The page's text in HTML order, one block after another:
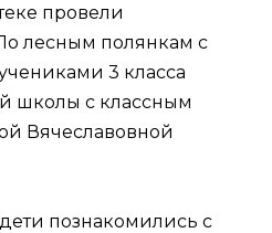
провели
лесным полянкам с
3 класса
школы с классным
Вячеславовной
познакомились с